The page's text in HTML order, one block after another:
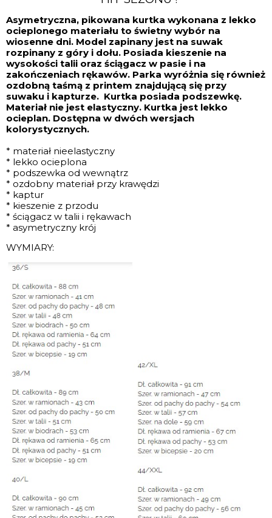
Asymetryczna, pikowana kurtka wykonana z lekko
ocieplonego materiału to świetny wybór na
wiosenne dni. Model zapinany jest na suwak
rozpinany z góry i dołu. Posiada kieszenie na
wysokości talii oraz ściągacz w pasie i na
zakończeniach rękawów. Parka wyróżnia się również
ozdobną taśmą z printem znajdującą się przy
suwaku i kapturze. Kurtka posiada podszewkę.
Materiał nie jest elastyczny. Kurtka jest lekko
ocieplan. Dostępna w dwóch wersjach
kolorystycznych.
* materiał nieelastyczny
* lekko ocieplona
* podszewka od wewnątrz
* ozdobny materiał przy krawędzi
* kaptur
* kieszenie z przodu
* ściągacz w talii i rękawach
* asymetryczny krój
WYMIARY: